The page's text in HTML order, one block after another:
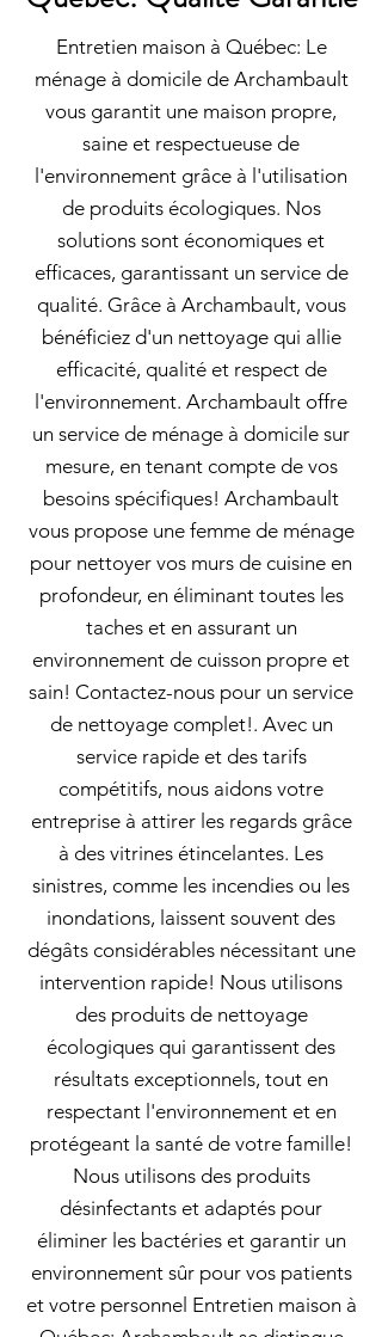
Entretien maison à Québec: Le
ménage à domicile de Archambault
vous garantit une maison propre,
saine et respectueuse de
l'environnement grâce à l'utilisation
de produits écologiques. Nos
solutions sont économiques et
efficaces, garantissant un service de
qualité. Grâce à Archambault, vous
bénéficiez d'un nettoyage qui allie
efficacité, qualité et respect de
l'environnement. Archambault offre
un service de ménage à domicile sur
mesure, en tenant compte de vos
besoins spécifiques! Archambault
vous propose une femme de ménage
pour nettoyer vos murs de cuisine en
profondeur, en éliminant toutes les
taches et en assurant un
environnement de cuisson propre et
sain! Contactez-nous pour un service
de nettoyage complet!. Avec un
service rapide et des tarifs
compétitifs, nous aidons votre
entreprise à attirer les regards grâce
à des vitrines étincelantes. Les
sinistres, comme les incendies ou les
inondations, laissent souvent des
dégâts considérables nécessitant une
intervention rapide! Nous utilisons
des produits de nettoyage
écologiques qui garantissent des
résultats exceptionnels, tout en
respectant l'environnement et en
protégeant la santé de votre famille!
Nous utilisons des produits
désinfectants et adaptés pour
éliminer les bactéries et garantir un
environnement sûr pour vos patients
et votre personnel Entretien maison à